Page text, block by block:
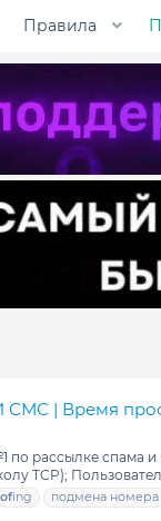
Правила
| Время
рассылке спама и
TCP);
ing подмена номера